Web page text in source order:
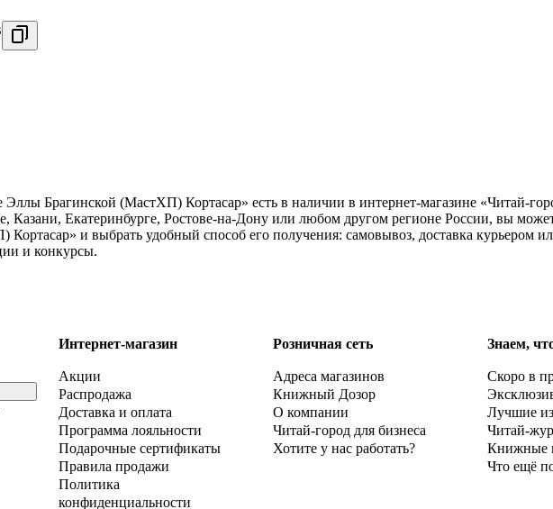
Брагинской (МастХП) Кортасар» есть в наличии в интернет-магазине «Читай-
Екатеринбурге, Ростове-на-Дону или любом другом регионе России, вы
и выбрать удобный способ его получения: самовывоз, доставка курьером
и конкурсы.
Интернет-магазин
Акции
Распродажа
Доставка и оплата
Программа лояльности
Подарочные сертификаты
Правила продажи
Политика
конфиденциальности
Розничная сеть
Адреса магазинов
Книжный Дозор
О компании
Читай-город для бизнеса
Хотите у нас работать?
Знаем,
Скоро в
Лучшие
Читай-
Книжные
Что ещё